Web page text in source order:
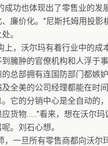
成功也体现出了零售业的发
廉价化。”尼斯托姆用投影
。
上，沃尔玛有着行业中的
到臃肿的官僚机构和人浮于
总部拥有连国防部门都嫉
全美的公司经理都能在时
它的分销中心是全自动的
货物……”看来，想在沃尔玛
。刘石心想。
，一旦所有零售商都向沃尔